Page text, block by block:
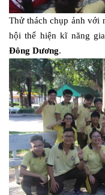
Thử thách chụp ảnh với
hội thể hiện kĩ năng
Đông Dương.